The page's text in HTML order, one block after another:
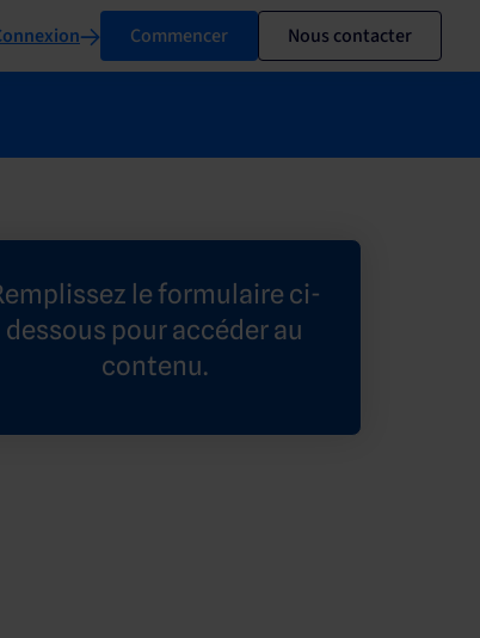
Commencer Nous contacter
le formulaire ci-
dessous pour accéder au
contenu.